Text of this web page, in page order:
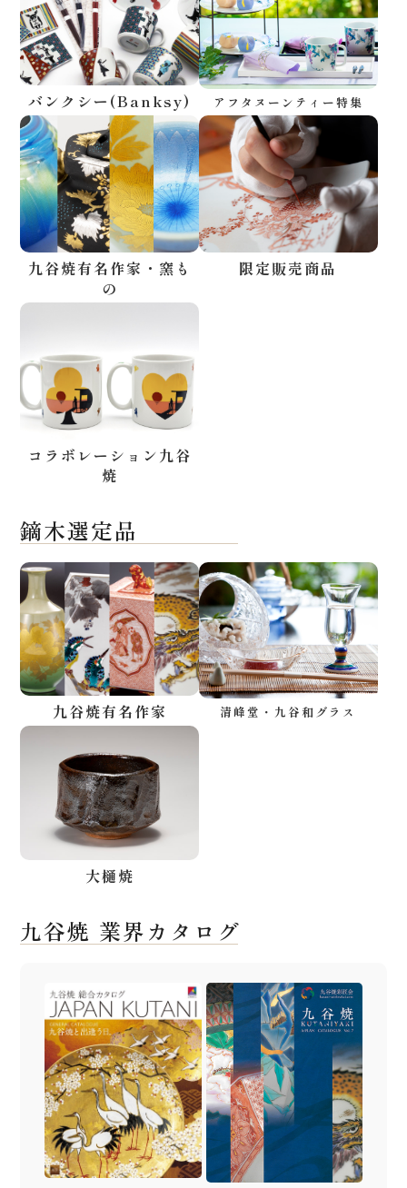
バンクシー(Banksy) アフタヌーンティー特集
九谷焼有名作家・窯も
の
限定販売商品
コラボレーション九谷
焼
鏑木選定品
九谷焼有名作家 清峰堂・九谷和グラス
大樋焼
九谷焼 業界カタログ